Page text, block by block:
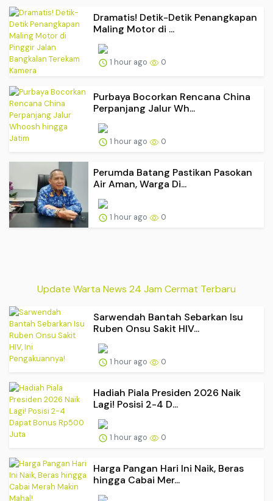
Dramatis! Detik-Detik Penangkapan
Maling Motor di ...
1 hour ago 0
Purbaya Bocorkan Rencana China
Perpanjang Jalur Wh...
1 hour ago 0
Perumda Batang Pastikan Pasokan
Air Aman, Warga Di...
1 hour ago 0
Update Warta News 24 Jam Cermat Terbaru
Sarwendah Bantah Sebarkan Isu
Ruben Onsu Sakit HIV...
1 hour ago 0
Hadiah Piala Presiden 2026 Naik
Lagi! Posisi 2-4 D...
1 hour ago 0
Harga Pangan Hari Ini Naik, Beras
hingga Cabai Mer...